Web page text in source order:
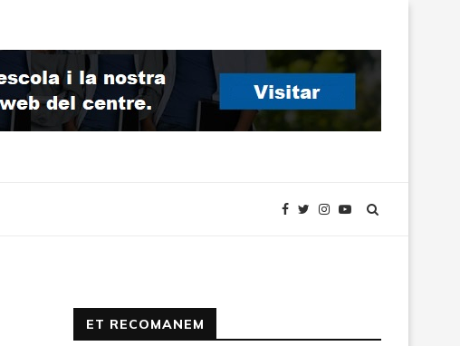
ET RECOMANEM